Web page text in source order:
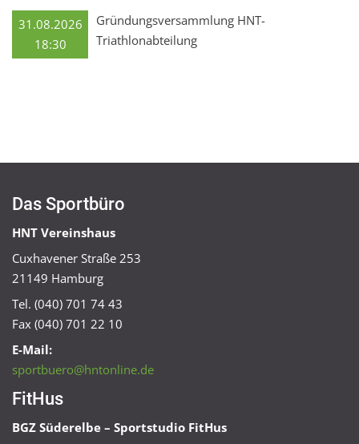
31.08.2026
18:30
Gründungsversammlung HNT-
Triathlonabteilung
Das Sportbüro
HNT Vereinshaus
Cuxhavener Straße 253
21149 Hamburg
Tel. (040) 701 74 43
Fax (040) 701 22 10
E-Mail:
sportbuero@hntonline.de
FitHus
BGZ Süderelbe – Sportstudio FitHus